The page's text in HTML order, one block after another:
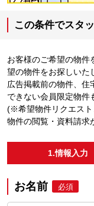
この条件でスタ
お客様のご希望の物件
望の物件をお探しいた
広告掲載前の物件、住
できない会員限定物件
(※希望物件リクエスト
物件の閲覧・資料請求
1.情報入力
お名前 必須